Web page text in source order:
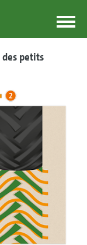
des petits